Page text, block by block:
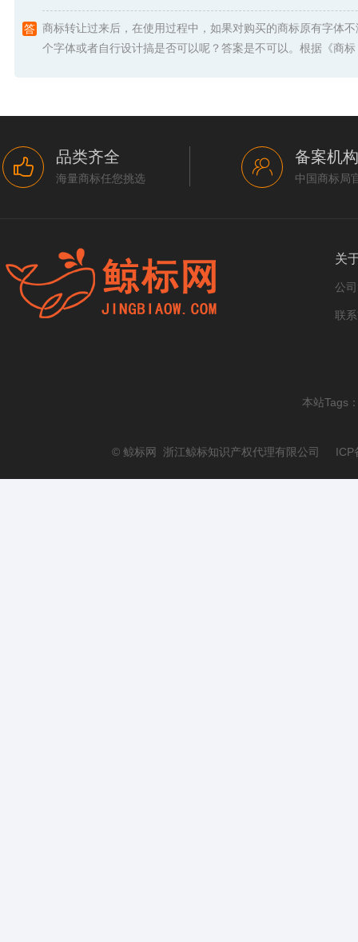
商标转让过来后，在使用过程中，如果对购买的商标原有字体
个字体或者自行设计搞是否可以呢？答案是不可以。根据《商
品类齐全
海量商标任您挑选
备案机构
中国商标局
关
公
联
本站Tags
© 鲸标网 浙江鲸标知识产权代理有限公司 ICP